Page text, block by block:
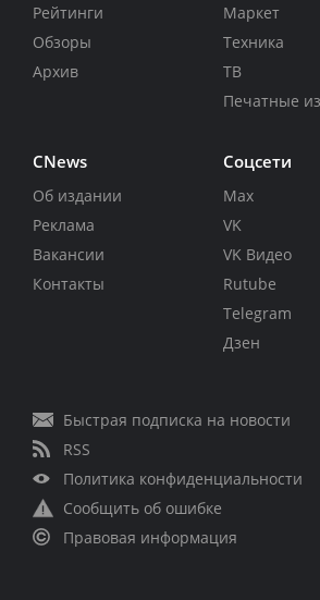
Рейтинги
Обзоры
Архив
Маркет
Техника
ТВ
Печатные
CNews
Об издании
Реклама
Вакансии
Контакты
Соцсети
Max
VK
VK Видео
Rutube
Telegram
Дзен
Быстрая подписка на новости
RSS
Политика конфиденциальности
Сообщить об ошибке
Правовая информация